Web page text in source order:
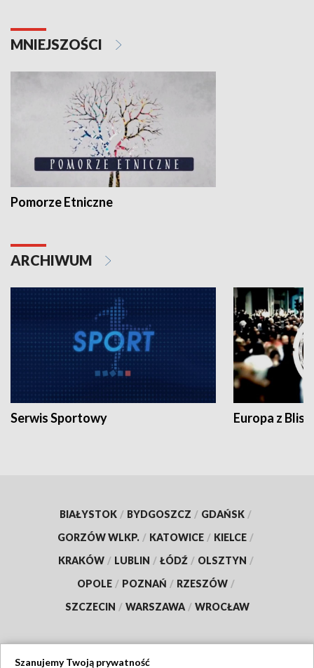
MNIEJSZOŚCI
Pomorze Etniczne
ARCHIWUM
Serwis Sportowy Europa z
BIAŁYSTOK / BYDGOSZCZ / GDAŃSK /
GORZÓW WLKP. / KATOWICE / KIELCE /
KRAKÓW / LUBLIN / ŁÓDŹ / OLSZTYN /
OPOLE / POZNAŃ / RZESZÓW /
SZCZECIN / WARSZAWA / WROCŁAW
Szanujemy Twoją prywatność